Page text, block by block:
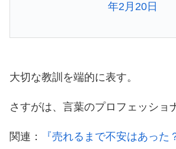
年2月20日
大切な教訓を端的に表す。
さすがは、言葉のプロフェッショ
関連：
『売れるまで不安はあった